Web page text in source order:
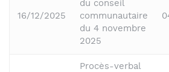
16/12/2025
du conseil
communautaire
du 4 novembre
2025
Procès-verbal